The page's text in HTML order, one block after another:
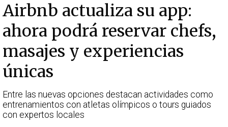
Airbnb actualiza su app:
ahora podrá reservar chefs,
masajes y experiencias
únicas
Entre las nuevas opciones destacan actividades como
entrenamientos con atletas olímpicos o tours guiados
con expertos locales